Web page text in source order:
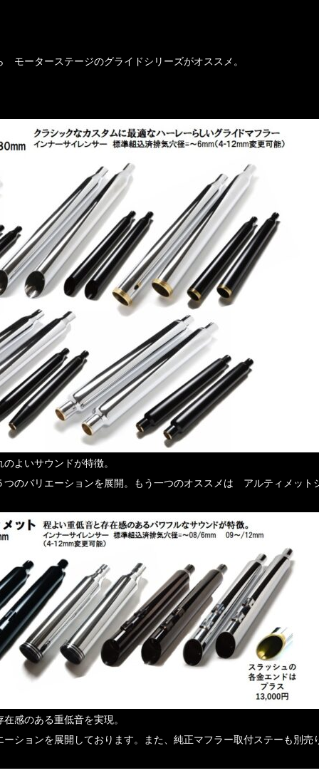
モーターステージのグライドシリーズがオススメ。
よいサウンドが特徴。
つのバリエーションを展開。もう一つのオススメは アルティメット
感のある重低音を実現。
ションを展開しております。また、純正マフラー取付ステーも別売